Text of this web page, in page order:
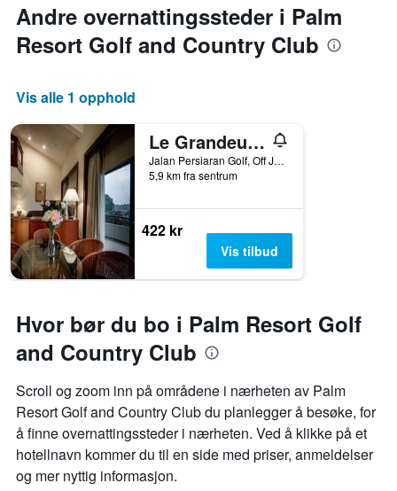
Andre overnattingssteder i Palm
Resort Golf and Country Club
Vis alle 1 opphold
Le Grandeur Palm Resort Johor
Jalan Persiaran Golf, Off Jalan Jumbo, Senai, Malaysia
5,9 km fra sentrum
422 kr
Vis tilbud
Hvor bør du bo i Palm Resort Golf
and Country Club
Scroll og zoom inn på områdene i nærheten av Palm
Resort Golf and Country Club du planlegger å besøke, for
å finne overnattingssteder i nærheten. Ved å klikke på et
hotellnavn kommer du til en side med priser, anmeldelser
og mer nyttig informasjon.